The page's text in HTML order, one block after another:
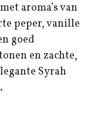
aroma’s van
peper, vanille
goed
en zachte,
Syrah